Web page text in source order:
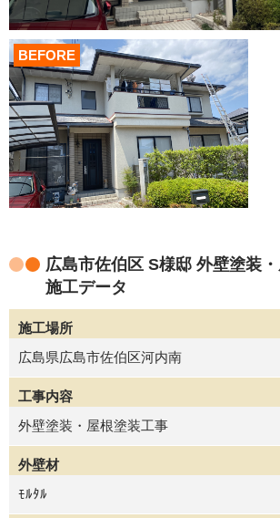
BEFORE
広島市佐伯区 S様邸 外壁塗装
施工データ
施工場所
広島県広島市佐伯区河内南
工事内容
外壁塗装・屋根塗装工事
外壁材
ﾓﾙﾀﾙ